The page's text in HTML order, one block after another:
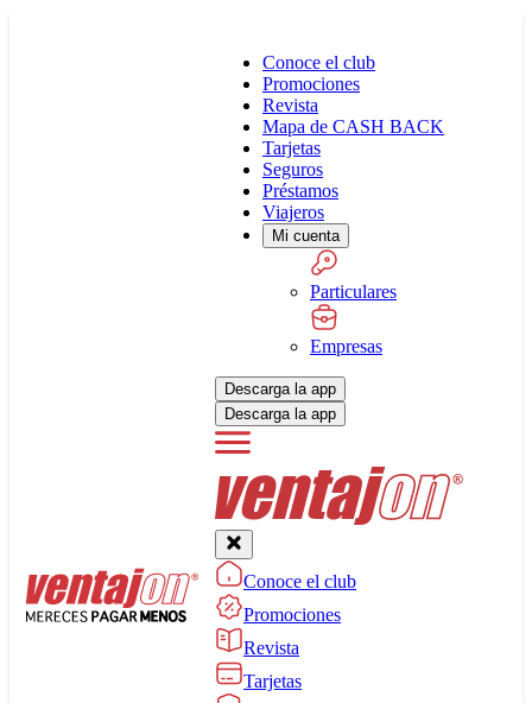
Conoce el club
Promociones
Revista
Mapa de CASH BACK
Tarjetas
Seguros
Préstamos
Viajeros
Mi cuenta
Particulares
Empresas
Descarga la app
Descarga la app
Conoce el club
Promociones
Revista
Tarjetas